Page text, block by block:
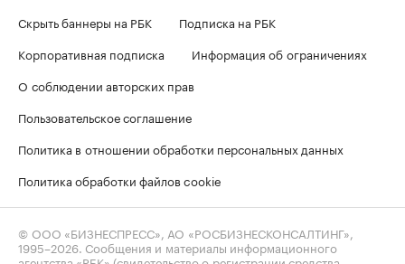
Скрыть баннеры на РБК
Подписка на РБК
Корпоративная подписка
Информация об ограничениях
О соблюдении авторских прав
Пользовательское соглашение
Политика в отношении обработки персональных данных
Политика обработки файлов cookie
© ООО «БИЗНЕСПРЕСС», АО «РОСБИЗНЕСКОНСАЛТИНГ»,
1995–2026. Сообщения и материалы информационного